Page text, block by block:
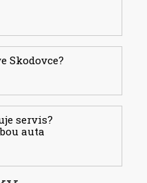
Skodovce?
servis?
auta